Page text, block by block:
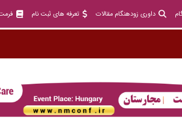
داوری زودهنگام مقالات تعرفه های ثبت نام